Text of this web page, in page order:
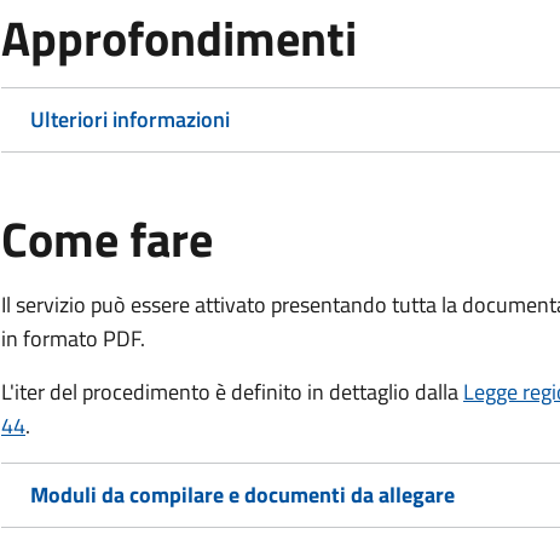
Approfondimenti
Ulteriori informazioni
Come fare
Il servizio può essere attivato presentando tutta la
in formato PDF.
L'iter del procedimento è definito in dettaglio dallaLegge
44.
Moduli da compilare e documenti da allegare